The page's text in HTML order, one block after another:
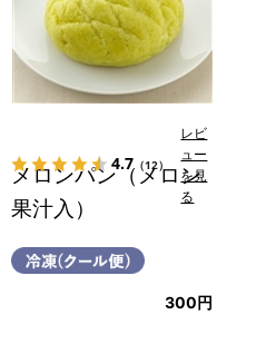
メロンパン（メロン
果汁入）
4.7（12）
レビ
ュー
を見
る
300円